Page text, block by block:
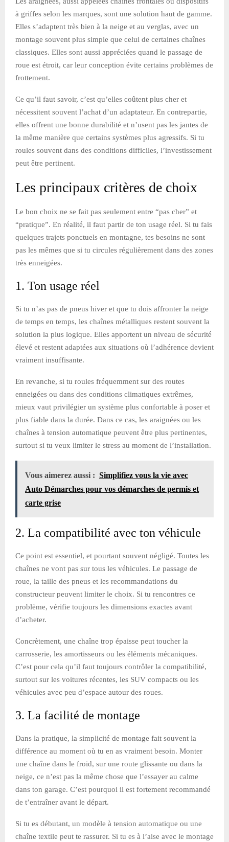
à griffes selon les marques, sont une solution haut de gamme.
Elles s’adaptent très bien à la neige et au verglas, avec un
montage souvent plus simple que celui de certaines chaînes
classiques. Elles sont aussi appréciées quand le passage de
roue est étroit, car leur conception évite certains problèmes de
frottement.
Ce qu’il faut savoir, c’est qu’elles coûtent plus cher et
nécessitent souvent l’achat d’un adaptateur. En contrepartie,
elles offrent une bonne durabilité et n’usent pas les jantes de
la même manière que certains systèmes plus agressifs. Si tu
roules souvent dans des conditions difficiles, l’investissement
peut être pertinent.
Les principaux critères de choix
Le bon choix ne se fait pas seulement entre “pas cher” et
“pratique”. En réalité, il faut partir de ton usage réel. Si tu fais
quelques trajets ponctuels en montagne, tes besoins ne sont
pas les mêmes que si tu circules régulièrement dans des zones
très enneigées.
1. Ton usage réel
Si tu n’as pas de pneus hiver et que tu dois affronter la neige
de temps en temps, les chaînes métalliques restent souvent la
solution la plus logique. Elles apportent un niveau de sécurité
élevé et restent adaptées aux situations où l’adhérence devient
vraiment insuffisante.
En revanche, si tu roules fréquemment sur des routes
enneigées ou dans des conditions climatiques extrêmes,
mieux vaut privilégier un système plus confortable à poser et
plus fiable dans la durée. Dans ce cas, les araignées ou les
chaînes à tension automatique peuvent être plus pertinentes,
surtout si tu veux limiter le stress au moment de l’installation.
Vous aimerez aussi : Simplifiez vous la vie avec
Auto Démarches pour vos démarches de permis et
carte grise
2. La compatibilité avec ton véhicule
Ce point est essentiel, et pourtant souvent négligé. Toutes les
chaînes ne vont pas sur tous les véhicules. Le passage de
roue, la taille des pneus et les recommandations du
constructeur peuvent limiter le choix. Si tu rencontres ce
problème, vérifie toujours les dimensions exactes avant
d’acheter.
Concrètement, une chaîne trop épaisse peut toucher la
carrosserie, les amortisseurs ou les éléments mécaniques.
C’est pour cela qu’il faut toujours contrôler la compatibilité,
surtout sur les voitures récentes, les SUV compacts ou les
véhicules avec peu d’espace autour des roues.
3. La facilité de montage
Dans la pratique, la simplicité de montage fait souvent la
différence au moment où tu en as vraiment besoin. Monter
une chaîne dans le froid, sur une route glissante ou dans la
neige, ce n’est pas la même chose que l’essayer au calme
dans ton garage. C’est pourquoi il est fortement recommandé
de t’entraîner avant le départ.
Si tu es débutant, un modèle à tension automatique ou une
chaîne textile peut te rassurer. Si tu es à l’aise avec le montage